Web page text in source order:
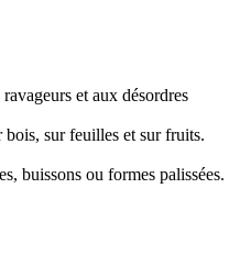
et aux désordres
bois, sur feuilles et sur fruits.
buissons ou formes palissées.